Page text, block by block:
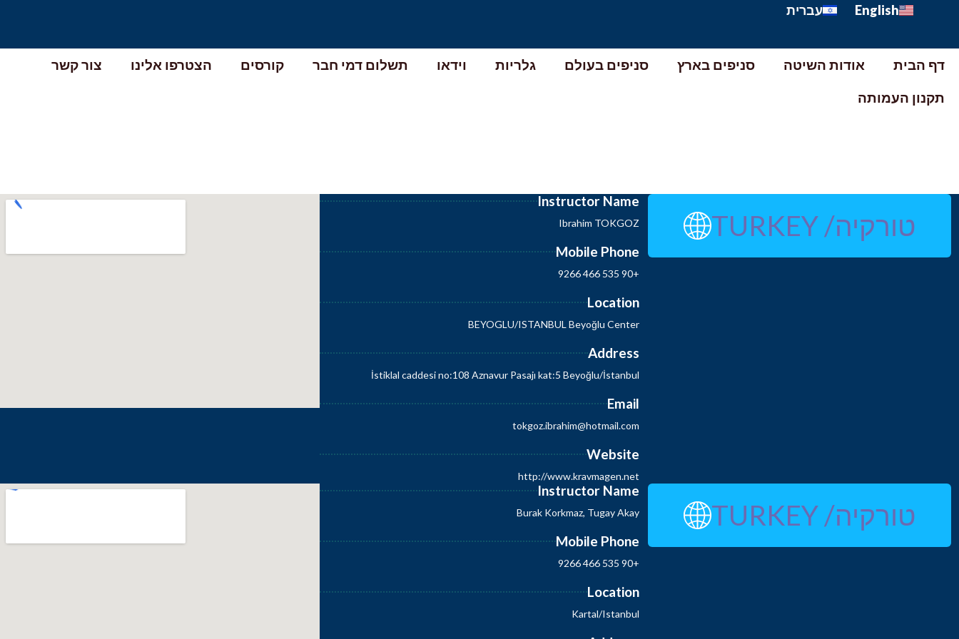
English עברית
דף הבית אודות השיטה סניפים בארץ סניפים בעולם גלריות וידאו תשלום דמי חבר קורסים הצטרפו אלינו
צור קשר
תקנון העמותה
טורקיה/ TURKEY
Instructor Name
Ibrahim TOKGOZ
Mobile Phone
+90 535 466 9266
Location
BEYOGLU/ISTANBUL Beyoğlu Center
Address
İstiklal caddesi no:108 Aznavur Pasajı kat:5 Beyoğlu/İstanbul
Email
tokgoz.ibrahim@hotmail.com
Website
http://www.kravmagen.net
טורקיה/ TURKEY
Instructor Name
Burak Korkmaz, Tugay Akay
Mobile Phone
+90 535 466 9266
Location
Kartal/Istanbul